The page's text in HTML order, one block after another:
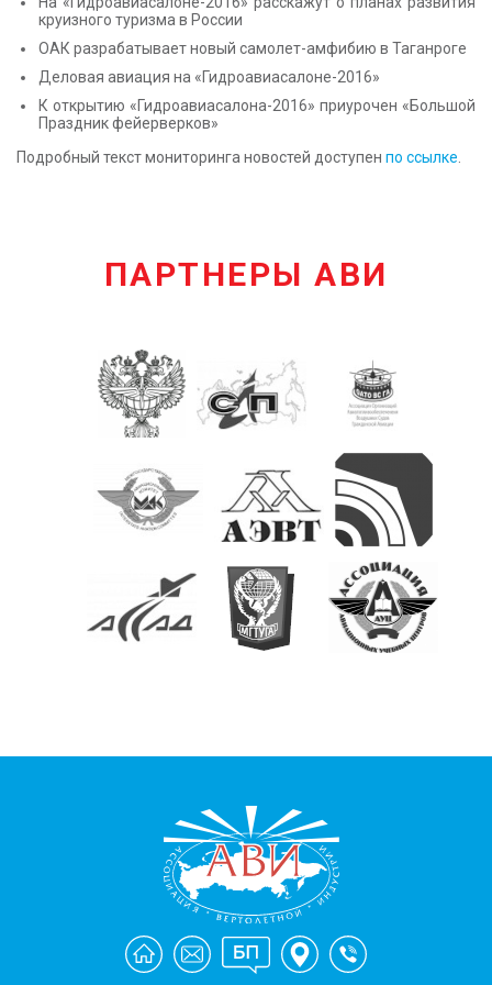
круизного туризма в России
ОАК разрабатывает новый самолет-амфибию в Таганроге
Деловая авиация на «Гидроавиасалоне-2016»
К открытию «Гидроавиасалона-2016» приурочен «Большой
Праздник фейерверков»
Подробный текст мониторинга новостей доступен по ссылке
ПАРТНЕРЫ АВИ